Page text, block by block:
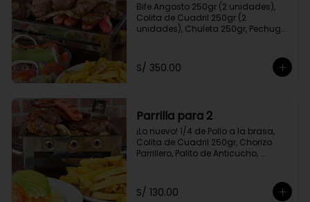
Bife Angosto 250gr (2 unidades),
Colita de Cuadril 250gr (2
unidades), Chuleta 250gr, Pechuga
Champiñones, Porción de Papa
Amarilla Frita y Ensalada Parrillera
S/ 350.00
Parrilla para 2
¡Lo nuevo! 1/4 de Pollo a la brasa,
Colita de Cuadril 250gr, Chorizo
Parrillero, Palito de Anticucho,
Parrillera.
S/ 130.00